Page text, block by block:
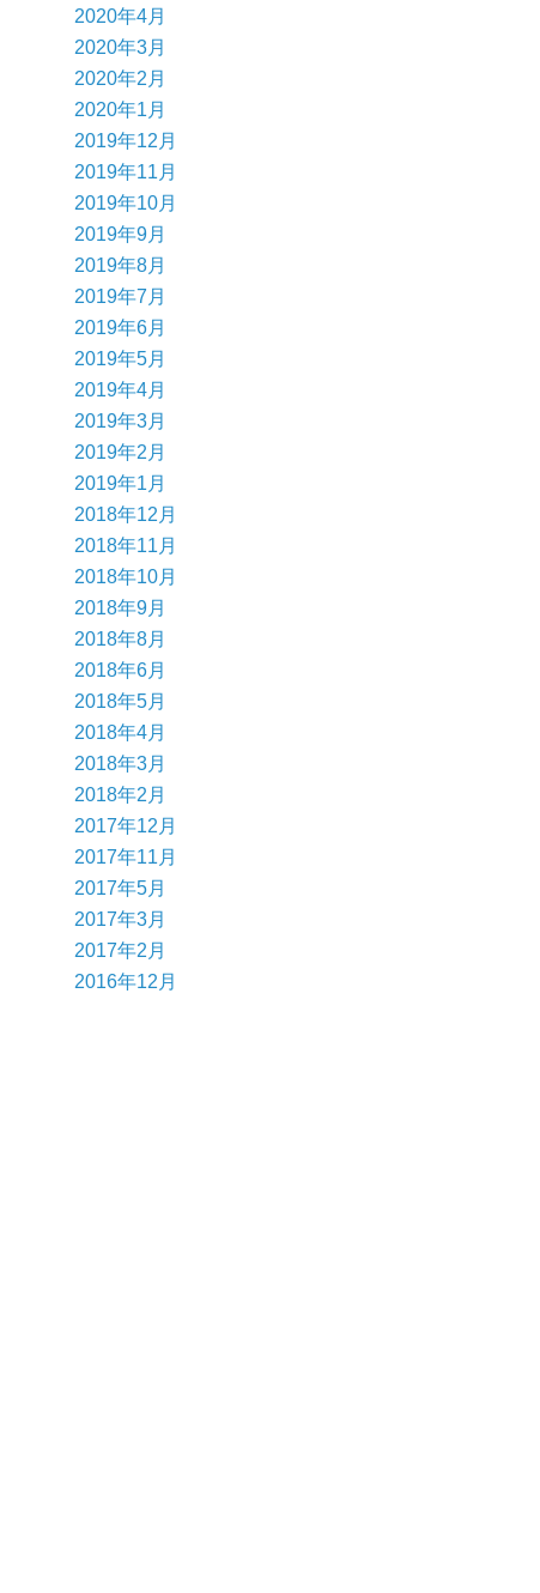
2020年4月
2020年3月
2020年2月
2020年1月
2019年12月
2019年11月
2019年10月
2019年9月
2019年8月
2019年7月
2019年6月
2019年5月
2019年4月
2019年3月
2019年2月
2019年1月
2018年12月
2018年11月
2018年10月
2018年9月
2018年8月
2018年6月
2018年5月
2018年4月
2018年3月
2018年2月
2017年12月
2017年11月
2017年5月
2017年3月
2017年2月
2016年12月